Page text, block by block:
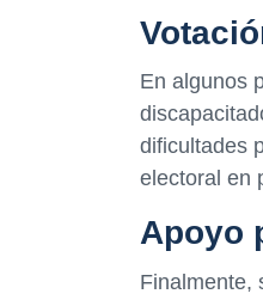
En algunos
dificultades
electoral en
Apoyo
Finalmente,